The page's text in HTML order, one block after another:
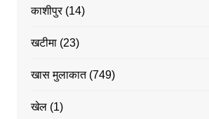
काशीपुर(14)
खटीमा(23)
खास मुलाकात(749)
खेल(1)